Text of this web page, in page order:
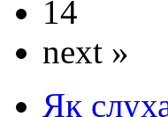
14
next »
Як